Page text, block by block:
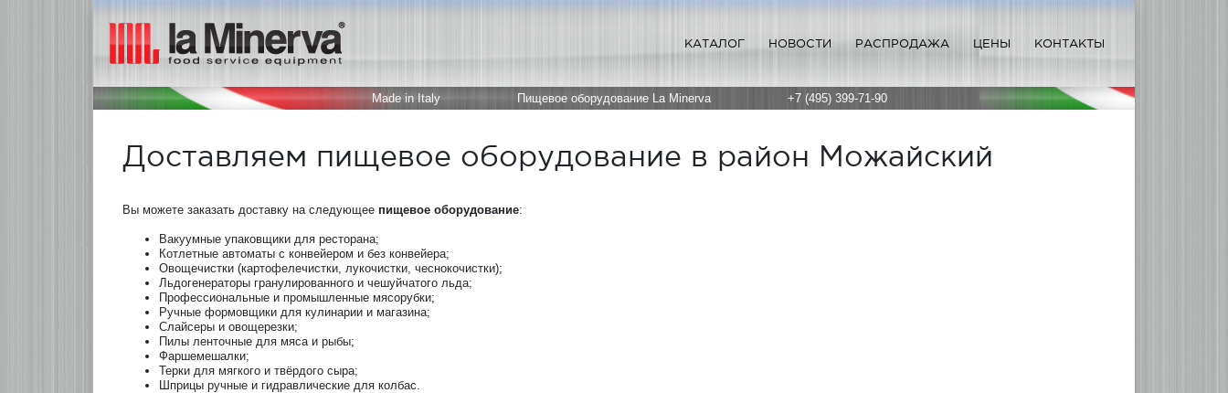
КАТАЛОГ НОВОСТИ РАСПРОДАЖА ЦЕНЫ КОНТАКТЫ
Made in Italy Пищевое оборудование La Minerva +7 (495) 399-71-90
Доставляем пищевое оборудование в район Можайский
Вы можете заказать доставку на следующее пищевое оборудование:
Вакуумные упаковщики для ресторана;
Котлетные автоматы с конвейером и без конвейера;
Овощечистки (картофелечистки, лукочистки, чеснокочистки);
Льдогенераторы гранулированного и чешуйчатого льда;
Профессиональные и промышленные мясорубки;
Ручные формовщики для кулинарии и магазина;
Слайсеры и овощерезки;
Пилы ленточные для мяса и рыбы;
Фаршемешалки;
Терки для мягкого и твёрдого сыра;
Шприцы ручные и гидравлические для колбас.